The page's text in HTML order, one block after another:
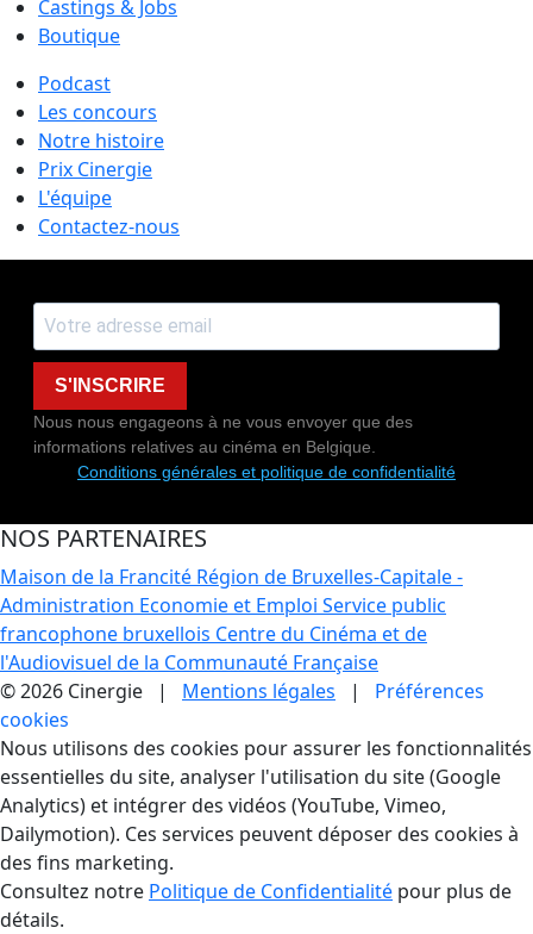
Castings & Jobs
Boutique
Podcast
Les concours
Notre histoire
Prix Cinergie
L'équipe
Contactez-nous
S'INSCRIRE
Nous nous engageons à ne vous envoyer que des
informations relatives au cinéma en Belgique.
Conditions générales et politique de confidentialité
NOS PARTENAIRES
Maison de la Francité Région de Bruxelles-Capitale -
Administration Economie et Emploi Service public
francophone bruxellois Centre du Cinéma et de
l'Audiovisuel de la Communauté Française
© 2026 Cinergie | Mentions légales | Préférences
cookies
Gestion des Cookies
Nous utilisons des cookies pour assurer les fonctionnalités
essentielles du site, analyser l'utilisation du site (Google
Analytics) et intégrer des vidéos (YouTube, Vimeo,
Dailymotion). Ces services peuvent déposer des cookies à
des fins marketing.
Consultez notre Politique de Confidentialité pour plus de
détails.